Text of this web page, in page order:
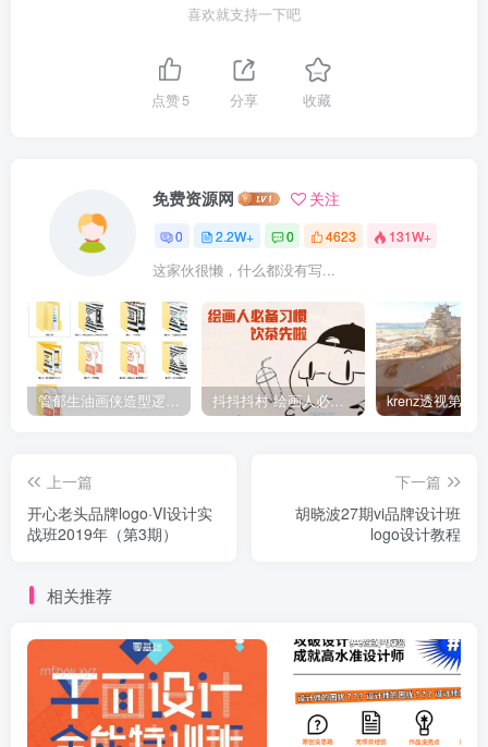
喜欢就支持一下吧
点赞5 分享 收藏
免费资源网 关注
0 2.2W+ 0 4623 131W+
这家伙很懒，什么都没有写...
管郁生油画侠造型逻辑班第一期2019年5月【高清不缺课】 抖抖抖村 绘画人必备习惯2020【画质不错】
上一篇
开心老头品牌logo·VI设计实
战班2019年（第3期）
下一篇
胡晓波27期vi品牌设计班
logo设计教程
相关推荐